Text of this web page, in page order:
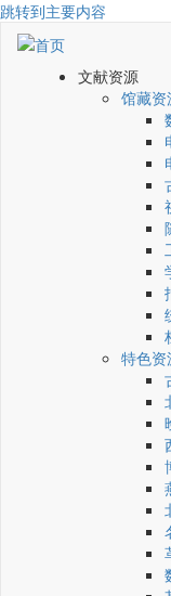
跳转到主要内容
文献资源
馆藏资
特色资